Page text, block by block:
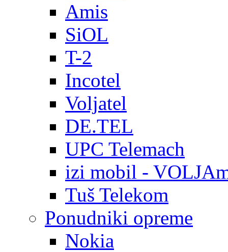
Amis
SiOL
T-2
Incotel
Voljatel
DE.TEL
UPC Telemach
izi mobil -
Tuš Telekom
Ponudniki opreme
Nokia